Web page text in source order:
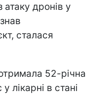
атаку дронів у
сталася
52-річна
лікарні в стані